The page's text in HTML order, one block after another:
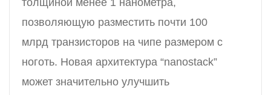
толщиной менее 1 нанометра,
позволяющую разместить почти 100
млрд транзисторов на чипе размером с
ноготь. Новая архитектура “nanostack”
может значительно улучшить